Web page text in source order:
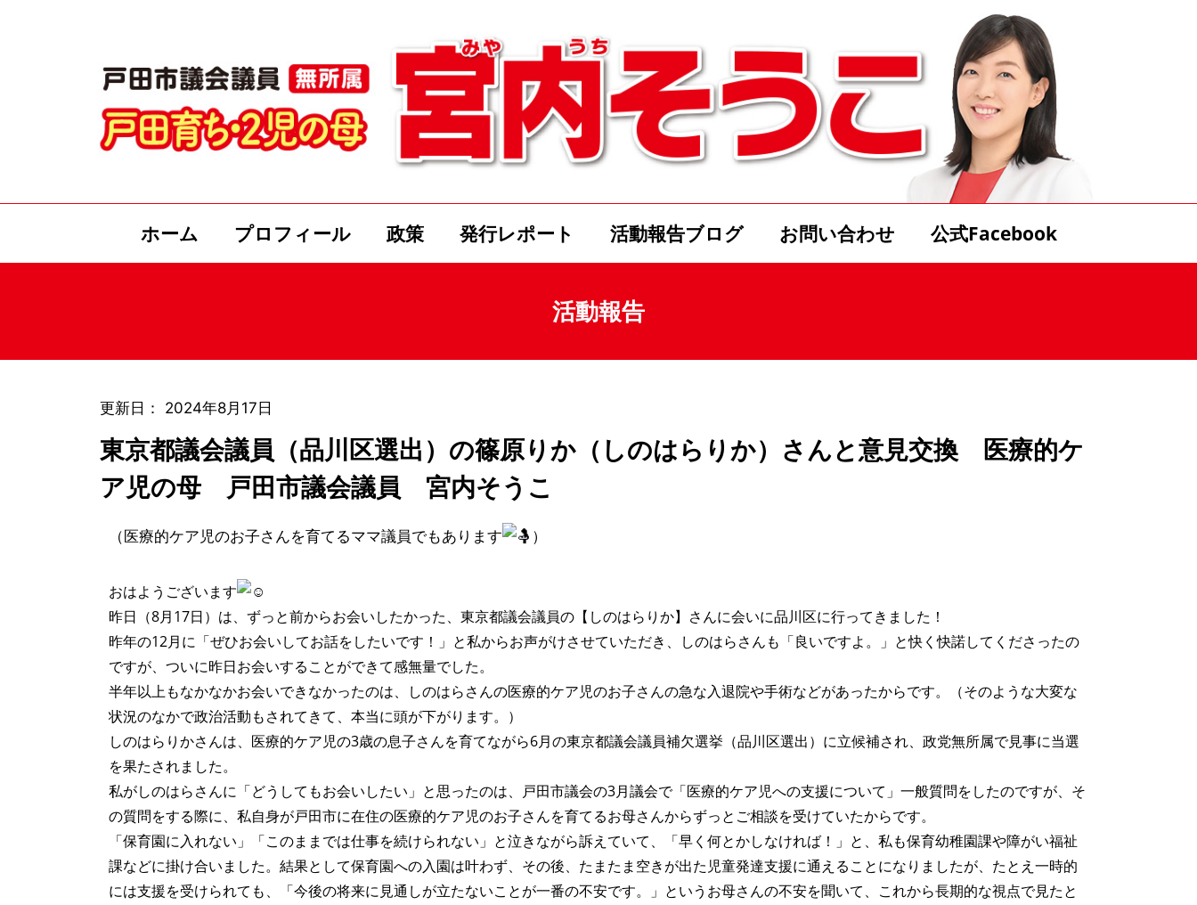
ホーム プロフィール 政策 発行レポート 活動報告ブログ お問い合わせ 公式Facebook
活動報告
更新日： 2024年8月17日
東京都議会議員（品川区選出）の篠原りか（しのはらりか）さんと意見交換 医療的ケ
ア児の母 戸田市議会議員 宮内そうこ
（医療的ケア児のお子さんを育てるママ議員でもあります ）
おはようございます
昨日（8月17日）は、ずっと前からお会いしたかった、東京都議会議員の【しのはらりか】さんに会いに品川区に行ってきました！
昨年の12月に「ぜひお会いしてお話をしたいです！」と私からお声がけさせていただき、しのはらさんも「良いですよ。」と快く快諾してくださったの
ですが、ついに昨日お会いすることができて感無量でした。
半年以上もなかなかお会いできなかったのは、しのはらさんの医療的ケア児のお子さんの急な入退院や手術などがあったからです。（そのような大変な
状況のなかで政治活動もされてきて、本当に頭が下がります。）
しのはらりかさんは、医療的ケア児の3歳の息子さんを育てながら6月の東京都議会議員補欠選挙（品川区選出）に立候補され、政党無所属で見事に当選
を果たされました。
私がしのはらさんに「どうしてもお会いしたい」と思ったのは、戸田市議会の3月議会で「医療的ケア児への支援について」一般質問をしたのですが、そ
の質問をする際に、私自身が戸田市に在住の医療的ケア児のお子さんを育てるお母さんからずっとご相談を受けていたからです。
「保育園に入れない」「このままでは仕事を続けられない」と泣きながら訴えていて、「早く何とかしなければ！」と、私も保育幼稚園課や障がい福祉
課などに掛け合いました。結果として保育園への入園は叶わず、その後、たまたま空きが出た児童発達支援に通えることになりましたが、たとえ一時的
には支援を受けられても、「今後の将来に見通しが立たないことが一番の不安です。」というお母さんの不安を聞いて、これから長期的な視点で見たと